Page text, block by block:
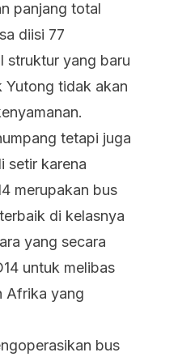
panjang total
diisi 77
struktur yang baru
Yutong tidak akan
tetapi juga
setir karena
merupakan bus
di kelasnya
yang secara
untuk melibas
Afrika yang
bus